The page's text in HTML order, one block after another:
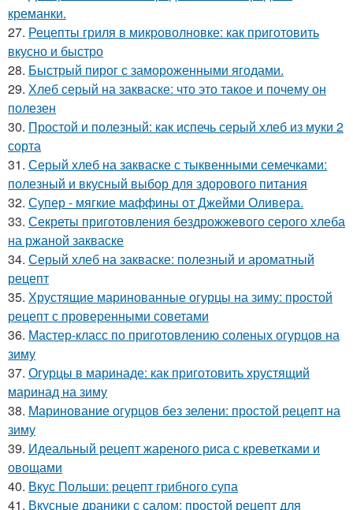
креманки.
27. Рецепты гриля в микроволновке: как приготовить
вкусно и быстро
28. Быстрый пирог с замороженными ягодами.
29. Хлеб серый на закваске: что это такое и почему он
полезен
30. Простой и полезный: как испечь серый хлеб из муки 2
сорта
31. Серый хлеб на закваске с тыквенными семечками:
полезный и вкусный выбор для здорового питания
32. Супер - мягкие маффины от Джейми Оливера.
33. Секреты приготовления бездрожжевого серого хлеба
на ржаной закваске
34. Серый хлеб на закваске: полезный и ароматный
рецепт
35. Хрустящие маринованные огурцы на зиму: простой
рецепт с проверенными советами
36. Мастер-класс по приготовлению соленых огурцов на
зиму
37. Огурцы в маринаде: как приготовить хрустящий
маринад на зиму
38. Маринование огурцов без зелени: простой рецепт на
зиму
39. Идеальный рецепт жареного риса с креветками и
овощами
40. Вкус Польши: рецепт грибного супа
41. Вкусные драники с салом: простой рецепт для